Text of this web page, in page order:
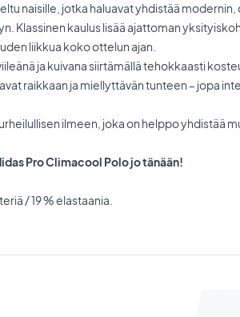
naisille, jotka haluavat yhdistää modernin,
Klassinen kaulus lisää ajattoman
liikkua koko ottelun ajan.
ja kuivana siirtämällä tehokkaasti
raikkaan ja miellyttävän tunteen – jopa
ilmeen, joka on helppo yhdistää
Pro Climacool Polo jo tänään!
/ 19 % elastaania.